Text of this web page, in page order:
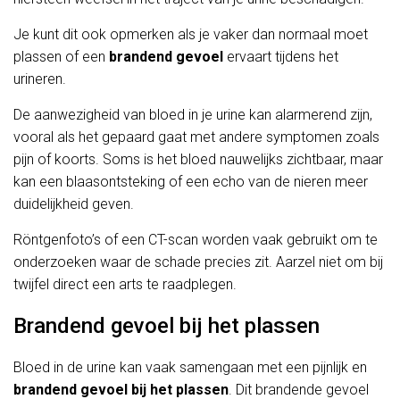
Je kunt dit ook opmerken als je vaker dan normaal moet
plassen of een brandend gevoel ervaart tijdens het
urineren.
De aanwezigheid van bloed in je urine kan alarmerend zijn,
vooral als het gepaard gaat met andere symptomen zoals
pijn of koorts. Soms is het bloed nauwelijks zichtbaar, maar
kan een blaasontsteking of een echo van de nieren meer
duidelijkheid geven.
Röntgenfoto’s of een CT-scan worden vaak gebruikt om te
onderzoeken waar de schade precies zit. Aarzel niet om bij
twijfel direct een arts te raadplegen.
Brandend gevoel bij het plassen
Bloed in de urine kan vaak samengaan met een pijnlijk en
brandend gevoel bij het plassen. Dit brandende gevoel